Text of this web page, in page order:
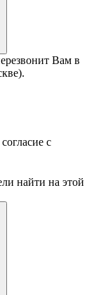
Вам в
с
найти на этой